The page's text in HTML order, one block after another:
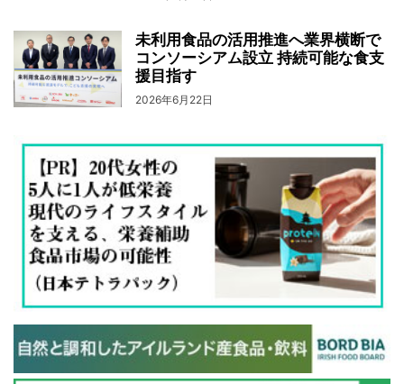
未利用食品の活用推進へ業界横断で
コンソーシアム設立 持続可能な食支
援目指す
2026年6月22日